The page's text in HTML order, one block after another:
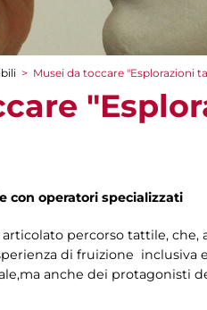
> Musei da toccare "Esplorazioni
con operatori specializzati
articolato percorso tattile,
di fruizione inclusiva
anche dei protagonisti